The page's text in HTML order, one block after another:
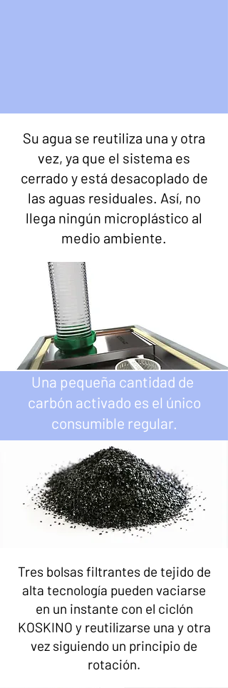
Su agua se reutiliza una y otra
vez, ya que el sistema es
cerrado y está desacoplado de
las aguas residuales. Así, no
llega ningún microplástico al
medio ambiente.
Una pequeña cantidad de
carbón activado es el único
consumible regular.
Tres bolsas filtrantes de tejido de
alta tecnología pueden vaciarse
en un instante con el ciclón
KOSKINO y reutilizarse una y otra
vez siguiendo un principio de
rotación.